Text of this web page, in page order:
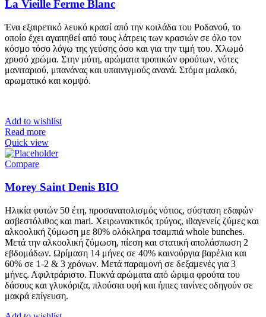
La Vieille Ferme Blanc
Ένα εξαιρετικό λευκό κρασί από την κοιλάδα του Ροδανού, το
οποίο έχει αγαπηθεί από τους λάτρεις των κρασιών σε όλο τον
κόσμο τόσο λόγω της γεύσης όσο και για την τιμή του. Χλωμό
χρυσό χρώμα. Στην μύτη, αρώματα τροπικών φρούτων, νότες
μανιταριού, μπανάνας και υπαινιγμούς ανανά. Στόμα μαλακό,
αρωματικό και κομψό.
Add to wishlist
Read more
Quick view
Compare
Morey Saint Denis BIO
Ηλικία φυτών 50 έτη, προσανατολισμός νότιος, σύσταση εδαφών
ασβεστόλιθος και marl. Χειρωνακτικός τρύγος, ιθαγενείς ζύμες και
αλκοολική ζύμωση με 80% ολόκληρα τσαμπιά whole bunches.
Μετά την αλκοολική ζύμωση, πίεση και στατική απολάσπωση 2
εβδομάδων. Ωρίμαση 14 μήνες σε 40% καινούργια βαρέλια και
60% σε 1-2 & 3 χρόνων. Μετά παραμονή σε δεξαμενές για 3
μήνες. Αφιλτράριστο. Πυκνά αρώματα από ώριμα φρούτα του
δάσους και γλυκόριζα, πλούσια υφή και ήπιες τανίνες οδηγούν σε
μακρά επίγευση.